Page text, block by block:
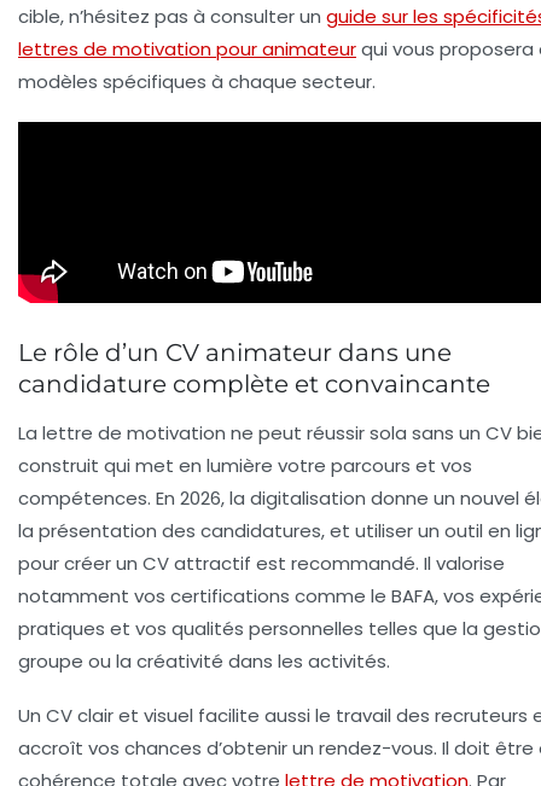
cible, n’hésitez pas à consulter un guide sur les
lettres de motivation pour animateurqui vous proposera
modèles spécifiques à chaque secteur.
Le rôle d’un CV animateur dans une
candidature complète et convaincante
La lettre de motivation ne peut réussir sola sans un CV
construit qui met en lumière votre parcours et vos
compétences. En 2026, la digitalisation donne un nouvel
la présentation des candidatures, et utiliser un outil en
pour créer un CV attractif est recommandé. Il valorise
notamment vos certifications comme le BAFA, vos
pratiques et vos qualités personnelles telles que la
groupe ou la créativité dans les activités.
Un CV clair et visuel facilite aussi le travail des recruteurs
accroît vos chances d’obtenir un rendez-vous. Il doit être
cohérence totale avec votre lettre de motivation. Par